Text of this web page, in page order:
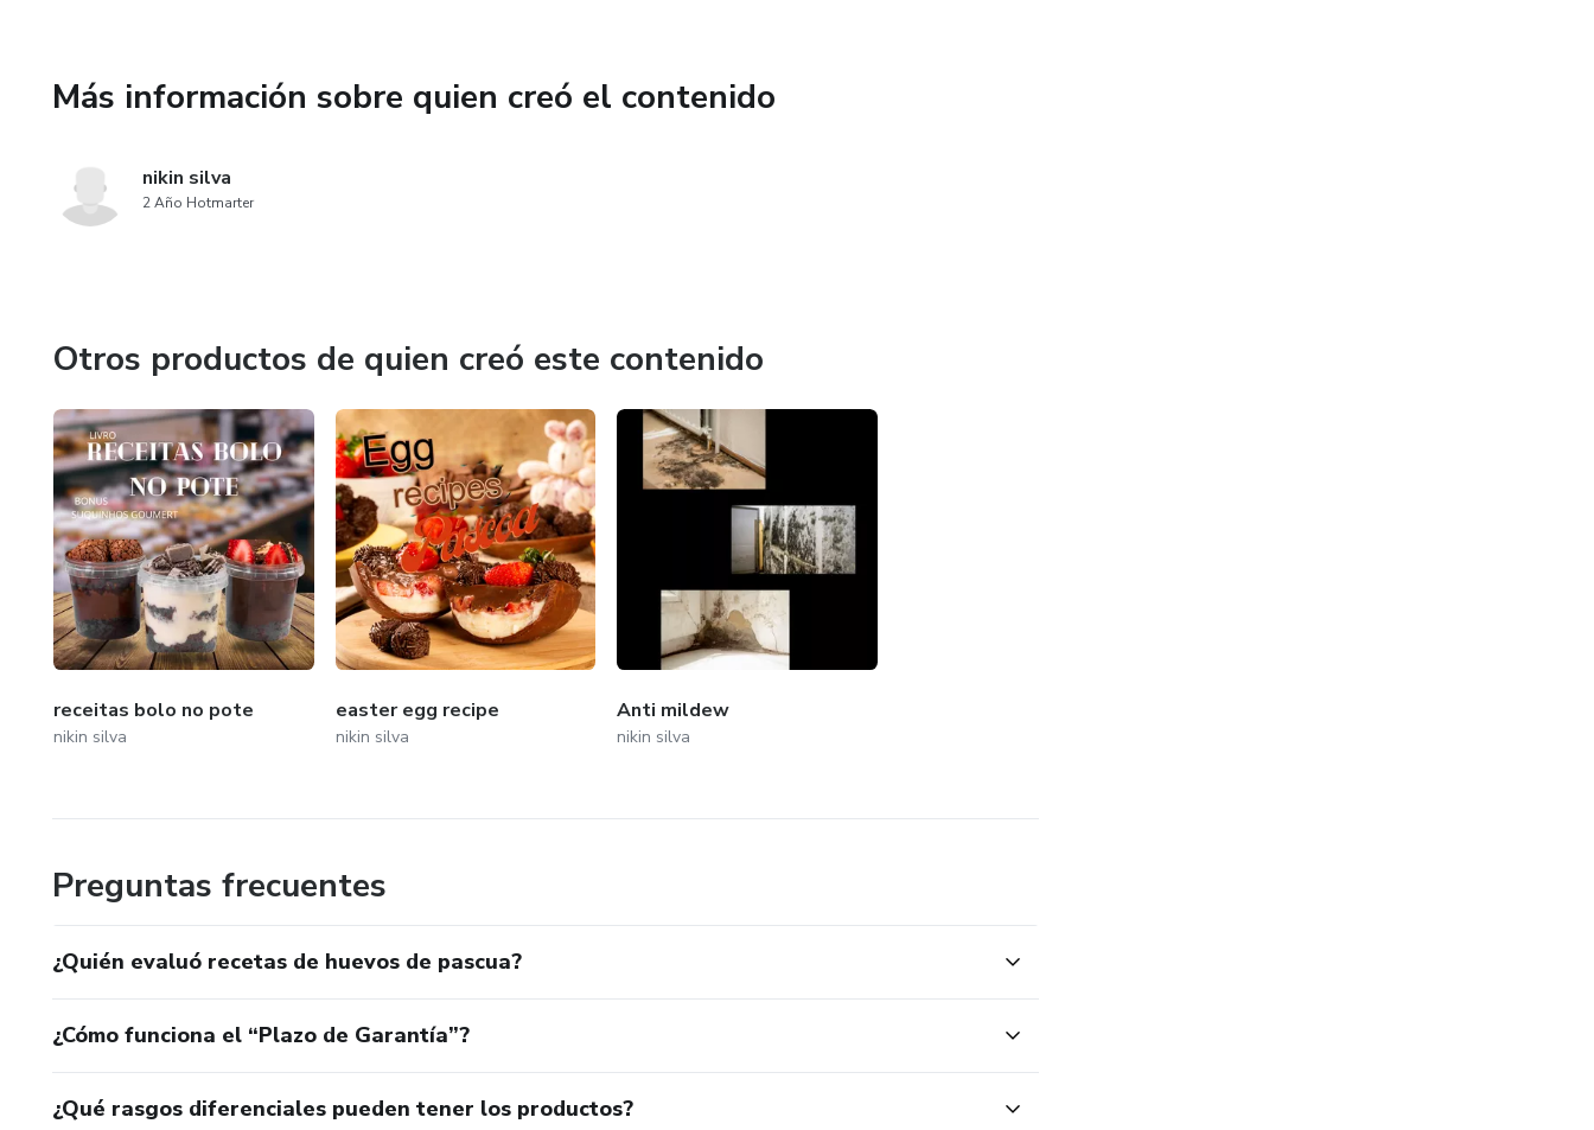
Más información sobre quien creó el contenido
nikin silva
2 Año Hotmarter
Otros productos de quien creó este contenido
receitas bolo no pote
nikin silva
easter egg recipe
nikin silva
Anti mildew
nikin silva
Preguntas frecuentes
¿Quién evaluó recetas de huevos de pascua?
¿Cómo funciona el “Plazo de Garantía”?
¿Qué rasgos diferenciales pueden tener los productos?